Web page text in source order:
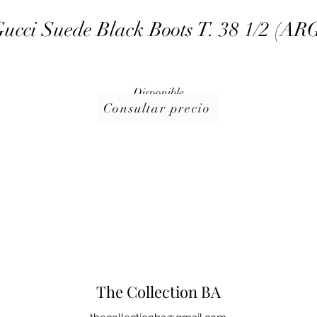
Suede Black Boots T. 38 1/2
Disponible
Consultar precio
The Collection BA